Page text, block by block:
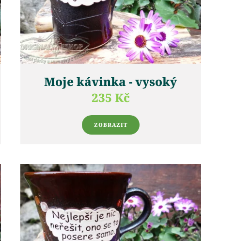
Moje kávinka - vysoký
235 Kč
ZOBRAZIT